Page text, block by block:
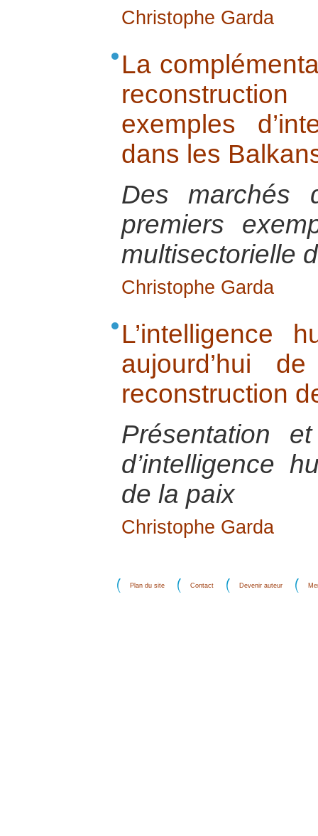
Christophe Garda
La
exemples
dans les
Des marchés
premiers
multisectorielle
Christophe Garda
L’intelligence
aujourd’hui
reconstruction
Présentation
d’intelligence
de la paix
Christophe Garda
Plan du site Contact Devenir auteur